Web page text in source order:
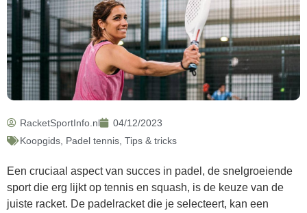
RacketSportInfo.nl
04/12/2023
Koopgids Padel tennis Tips & tricks
Een cruciaal aspect van succes in padel, de snelgroeiende
sport die erg lijkt op tennis en squash, is de keuze van de
juiste racket. De padelracket die je selecteert, kan een